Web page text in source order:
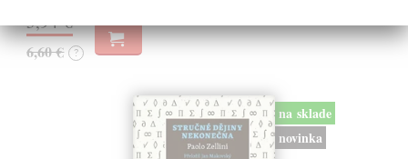
5,94 €
6,60 € ?
na sklade
novinka